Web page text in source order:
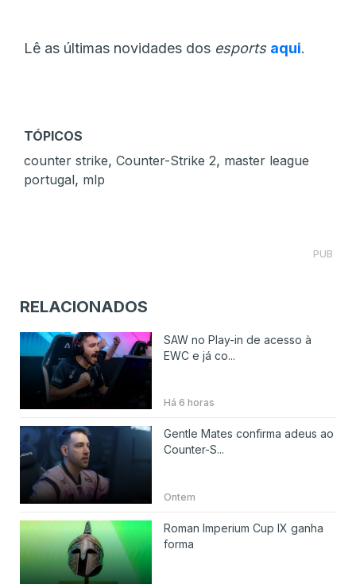
Lê as últimas novidades dos esports aqui.
TÓPICOS
counter strike, Counter-Strike 2, master league
portugal, mlp
PUB
RELACIONADOS
SAW no Play-in de acesso à
EWC e já co...
Há 6 horas
Gentle Mates confirma adeus ao
Counter-S...
Ontem
Roman Imperium Cup IX ganha
forma